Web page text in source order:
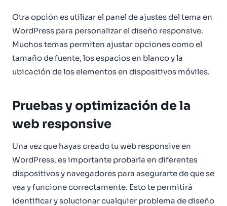
Otra opción es utilizar el panel de ajustes del tema en
WordPress para personalizar el diseño responsive.
Muchos temas permiten ajustar opciones como el
tamaño de fuente, los espacios en blanco y la
ubicación de los elementos en dispositivos móviles.
Pruebas y optimización de la
web responsive
Una vez que hayas creado tu web responsive en
WordPress, es importante probarla en diferentes
dispositivos y navegadores para asegurarte de que se
vea y funcione correctamente. Esto te permitirá
identificar y solucionar cualquier problema de diseño